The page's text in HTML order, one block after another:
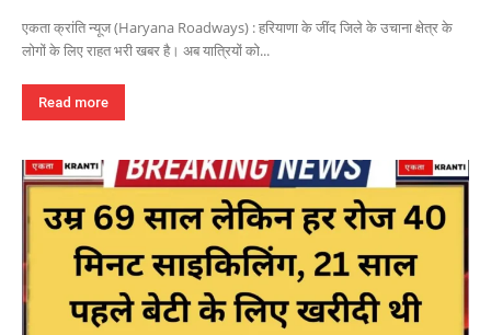
एकता क्रांति न्यूज (Haryana Roadways) : हरियाणा के जींद जिले के उचाना क्षेत्र के
लोगों के लिए राहत भरी खबर है। अब यात्रियों को...
Read more